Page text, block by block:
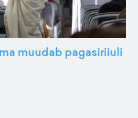
muudab pagasiriiuli